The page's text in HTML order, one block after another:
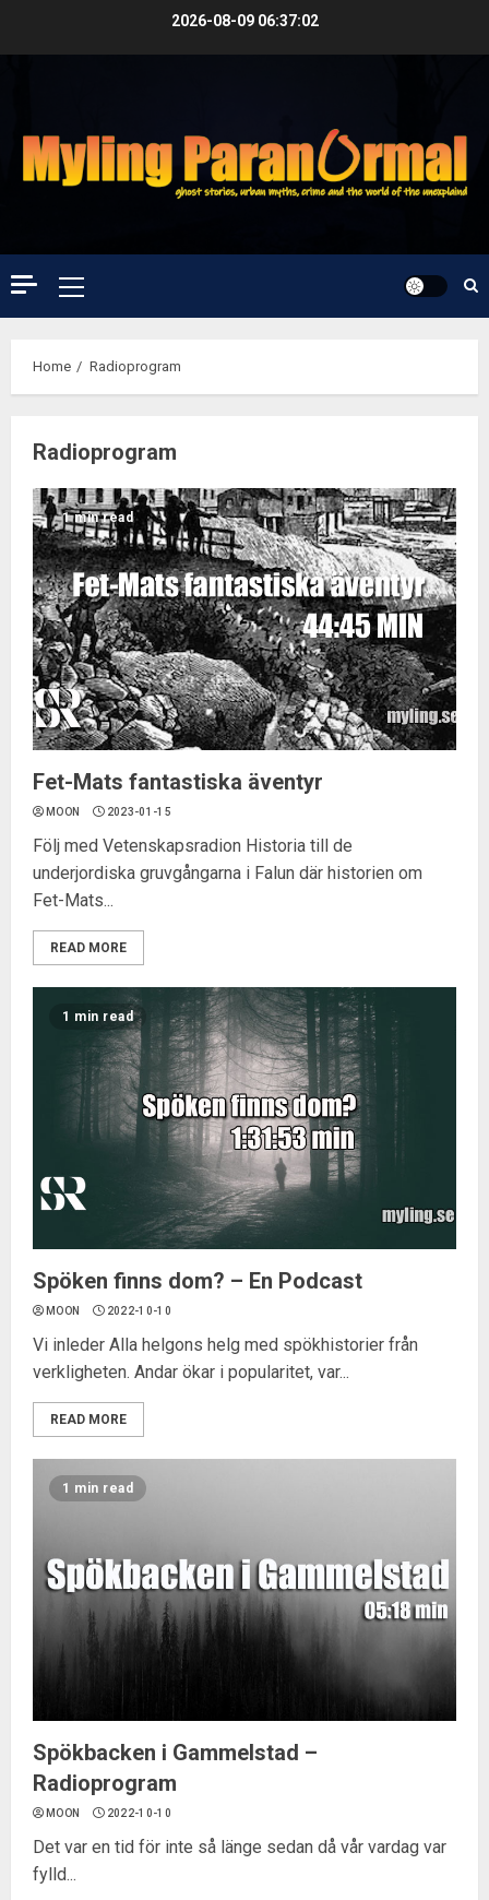
2026-08-09 06:37:03
Primary
Menu
Home Radioprogram
Radioprogram
1 min read
Fet-Mats fantastiska äventyr
MOON 2023-01-15
Följ med Vetenskapsradion Historia till de
underjordiska gruvgångarna i Falun där historien om
Fet-Mats...
READ MORE
1 min read
Spöken finns dom? – En Podcast
MOON 2022-10-10
Vi inleder Alla helgons helg med spökhistorier från
verkligheten. Andar ökar i popularitet, var...
READ MORE
1 min read
Spökbacken i Gammelstad –
Radioprogram
MOON 2022-10-10
Det var en tid för inte så länge sedan då vår vardag var
fylld...